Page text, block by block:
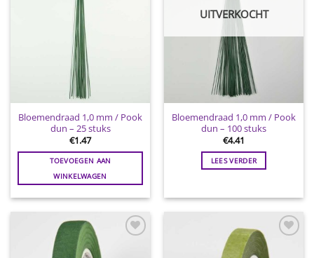
Bloemendraad 1,0 mm / Pook
dun – 25 stuks
€1.47
TOEVOEGEN AAN
WINKELWAGEN
UITVERKOCHT
Bloemendraad 1,0 mm / Pook
dun – 100 stuks
€4.41
LEES VERDER
Toevoegen